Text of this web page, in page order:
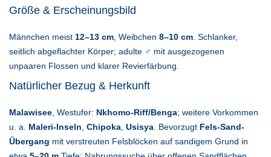
Größe & Erscheinungsbild
Männchen meist 12–13 cm, Weibchen 8–10 cm. Schlanker,
seitlich abgeflachter Körper; adulte ♂ mit ausgezogenen
unpaaren Flossen und klarer Revierfärbung.
Natürlicher Bezug & Herkunft
Malawisee, Westufer: Nkhomo-Riff/Benga; weitere Vorkommen
u. a. Maleri-Inseln, Chipoka, Usisya. Bevorzugt Fels-Sand-
Übergang mit verstreuten Felsblöcken auf sandigem Grund in